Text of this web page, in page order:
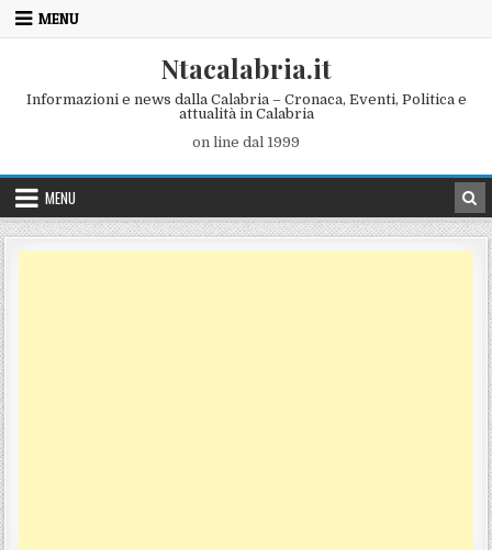
Skip to content
MENU
Ntacalabria.it
Informazioni e news dalla Calabria – Cronaca, Eventi, Politica e
attualità in Calabria
on line dal 1999
MENU